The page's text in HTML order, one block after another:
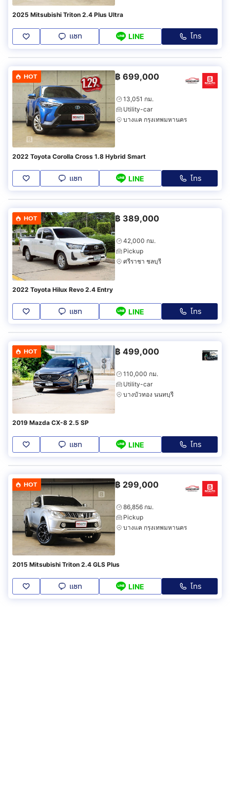
2025 Mitsubishi Triton 2.4 Plus Ultra
แชท LINE โทร
HOT ฿ 699,000
13,051 กม.
Utility-car
บางแค กรุงเทพมหานคร
2022 Toyota Corolla Cross 1.8 Hybrid Smart
แชท LINE โทร
HOT ฿ 389,000
42,000 กม.
Pickup
ศรีราชา ชลบุรี
2022 Toyota Hilux Revo 2.4 Entry
แชท LINE โทร
HOT ฿ 499,000
110,000 กม.
Utility-car
บางบัวทอง นนทบุรี
2019 Mazda CX-8 2.5 SP
แชท LINE โทร
HOT ฿ 299,000
86,856 กม.
Pickup
บางแค กรุงเทพมหานคร
2015 Mitsubishi Triton 2.4 GLS Plus
แชท LINE โทร